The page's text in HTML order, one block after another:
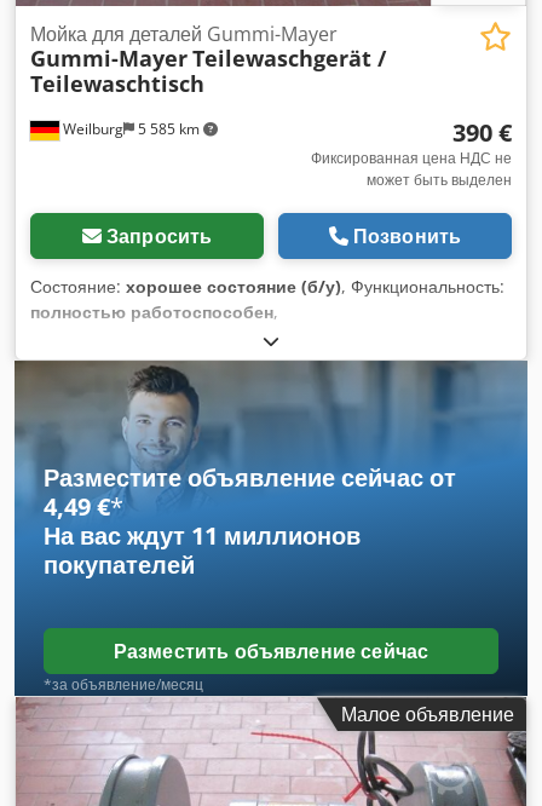
Weilburg 5 585 km
Мойка для деталей Gummi-Mayer
Gummi-MayerTeilewaschgerät /
Teilewaschtisch
390 €
Фиксированная цена НДС не
может быть выделен
Запросить Позвонить
Состояние: хорошее состояние (б/у), Функциональность:
полностью работоспособен,
Разместите объявление сейчас от
4,49 €*
На вас ждут 11 миллионов
покупателей
Разместить объявление сейчас
*за объявление/месяц
Малое объявление